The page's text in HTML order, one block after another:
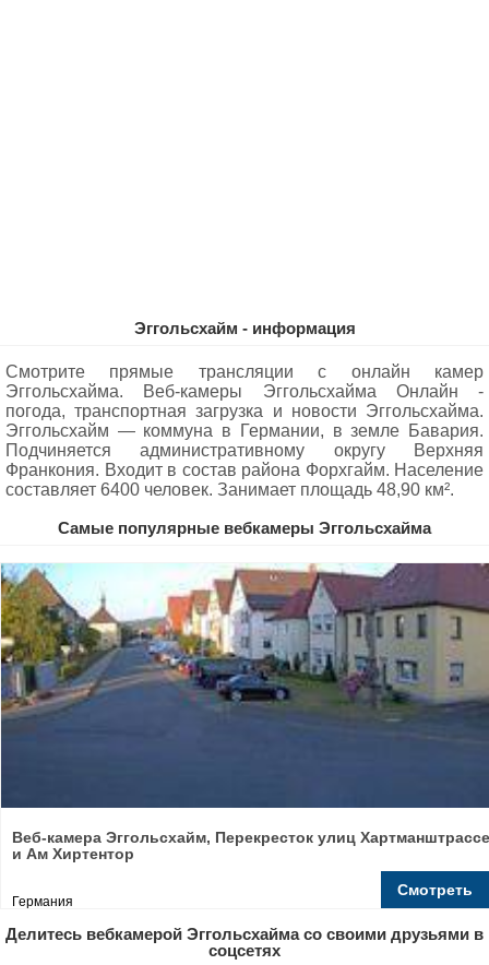
Эггольсхайм - информация
Смотрите прямые трансляции с онлайн камер
Эггольсхайма. Веб-камеры Эггольсхайма Oнлайн -
погода, транспортная загрузка и новости Эггольсхайма.
Эггольсхайм — коммуна в Германии, в земле Бавария.
Подчиняется административному округу Верхняя
Франкония. Входит в состав района Форхгайм. Население
составляет 6400 человек. Занимает площадь 48,90 км².
Самые популярные вебкамеры Эггольсхайма
Веб-камера Эггольсхайм, Перекресток улиц Хартманштрассе
и Ам Хиртентор
Германия
Смотреть
Делитесь вебкамерой Эггольсхайма со своими друзьями в
соцсетях